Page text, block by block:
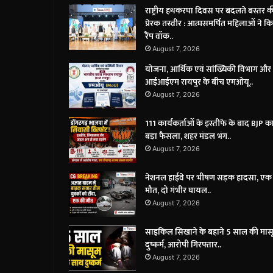
राष्ट्रीय हथकरघा दिवस पर बदलते बस्तर
प्रेरक तस्वीर : आत्मसमर्पित महिलाओं ने
रैंप वॉक..
August 7, 2026
योजना, आर्थिक एवं सांख्यिकी विभाग और
आईआईएम रायपुर के बीच एमओयू..
August 7, 2026
111 कार्यकर्ताओं के इस्तीफे के बाद BJP
बड़ा फैसला, शहर मंडल भंग..
August 7, 2026
नेशनल हाईवे पर भीषण सड़क हादसा,
मौत, दो गंभीर घायल..
August 7, 2026
साइकिल सिखाने के बहाने 5 साल की
दुष्कर्म, आरोपी गिरफ्तार..
August 7, 2026